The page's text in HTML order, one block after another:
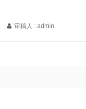
审稿人 : admin